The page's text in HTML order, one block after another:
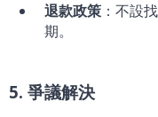
退款政策 ：不設
期。
5. 爭議解決